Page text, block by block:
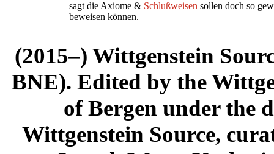
sagt die Axiome & Schlußweisen sollen doch so
beweisen können.
(2015–) Wittgenstein
BNE). Edited by the
of Bergen under the
Wittgenstein Source,